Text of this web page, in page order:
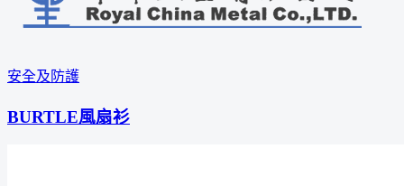
安全及防護
BURTLE風扇衫